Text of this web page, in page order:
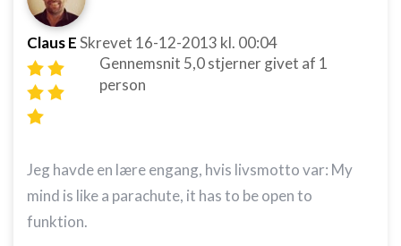
Claus ESkrevet 16-12-2013 kl. 00:04
Gennemsnit 5,0stjerner givet af 1
person
Jeg havde en lære engang, hvis livsmotto var: My
mind is like a parachute, it has to be open to
funktion.